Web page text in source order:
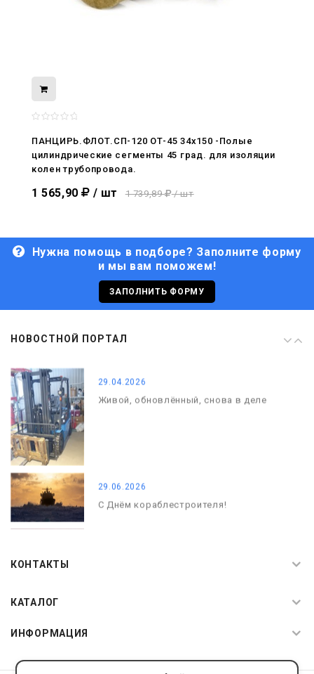
ПАНЦИРЬ.ФЛОТ.СП-120 ОТ-45 34x150 -Полые
цилиндрические сегменты 45 град. для изоляции
колен трубопровода.
1 565,90 / шт 1 739,89 / шт
Нужна помощь в подборе? Заполните форму
и мы вам поможем!
ЗАПОЛНИТЬ ФОРМУ
НОВОСТНОЙ ПОРТАЛ
нами
29.06.2026
С Днём кораблестроителя!
С Днём Победы. Память, которая с
29.04.2026
Живой, обновлённый, снова в деле
29.06.2026
С Днём кораблестроителя!
КОНТАКТЫ
КАТАЛОГ
ИНФОРМАЦИЯ